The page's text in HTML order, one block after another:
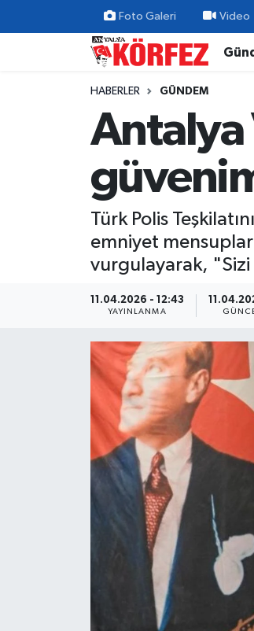
Foto Galeri Video
HABERLER GÜNDEM
Antalya
Türk Polis
emniyet
vurgulayarak,
11.04.2026 - 12:43
YAYINLANMA
Gündem
Yerel Yönetim
Ekonomi
Magazin
Nöbetçi Eczaneler
Trafik Durumu
Süper Lig Puan Durumu ve Fikstür
Tüm Manşetler
Son Dakika Haberleri
Haber Arşivi